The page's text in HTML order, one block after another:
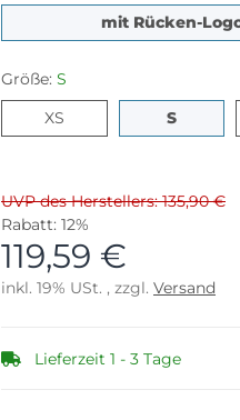
mit Rücken-
Größe: S
XSXS SS
UVP des Herstellers: 135,90 €
Rabatt: 12%
119,59 €
inkl. 19% USt. , zzgl. Versand
Lieferzeit 1 - 3 Tage